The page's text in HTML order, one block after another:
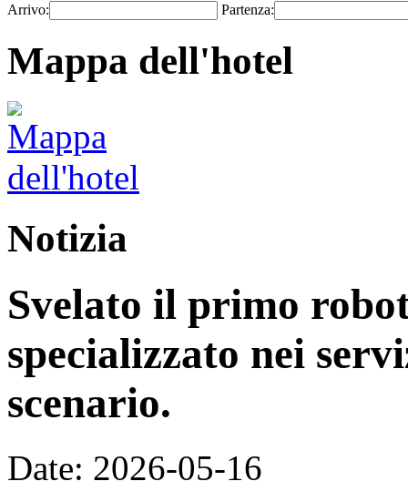
Arrivo: Partenza:
Mappa dell'hotel
Notizia
Svelato il primo
specializzato nei
scenario.
Date: 2026-05-16